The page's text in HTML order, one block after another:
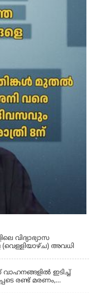
അവധി
ഇടിച്ച്
രണ്ട് മരണം,